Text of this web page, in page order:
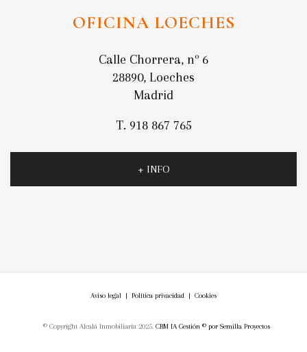
OFICINA LOECHES
Calle Chorrera, nº 6
28890, Loeches
Madrid
T. 918 867 765
+ INFO
© Copyright Alcalá Inmobiliaria 2025. CRM IA Gestión ©por Semilla Proyectos
Aviso legal | Política privacidad | Cookies